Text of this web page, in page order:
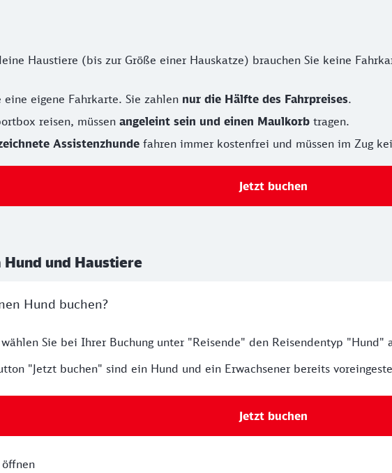
Haustiere (bis zur Größe einer Hauskatze) brauchen Sie keine
eigene Fahrkarte. Sie zahlen nur die Hälfte des Fahrpreises.
reisen, müssen angeleint sein und einen Maulkorb tragen.
Assistenzhunde fahren immer kostenfrei und müssen im Zug
Jetzt buchen
Hund und Haustiere
Hund buchen?
Sie bei Ihrer Buchung unter "Reisende" den Reisendentyp "Hund"
"Jetzt buchen" sind ein Hund und ein Erwachsener bereits
Jetzt buchen